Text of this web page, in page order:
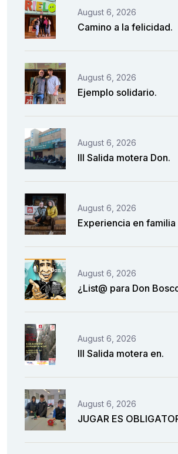
August 6, 2026
Camino a la felicidad.
August 6, 2026
Ejemplo solidario.
August 6, 2026
III Salida motera Don.
August 6, 2026
Experiencia en familia
August 6, 2026
¿List@ para Don
August 6, 2026
III Salida motera en.
August 6, 2026
JUGAR ES